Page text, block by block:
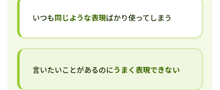
いつも同じような表現ばかり使ってしまう
言いたいことがあるのにうまく表現できない